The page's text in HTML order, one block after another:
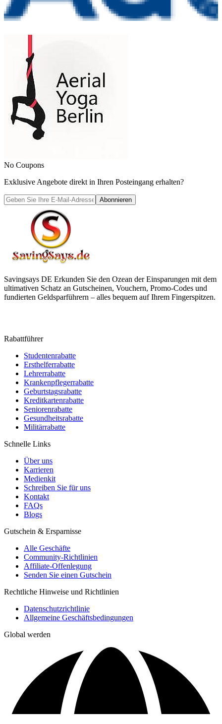
No Coupons
Exklusive Angebote direkt in Ihren Posteingang erhalten?
Abonnieren
Savingsays DE Erkunden Sie den Ozean der Einsparungen mit dem
ultimativen Schatz an Gutscheinen, Vouchern, Promo-Codes und
fundierten Geldsparführern – alles bequem auf Ihrem Fingerspitzen.
Rabattführer
Studentenrabatte
Ersthelferrabatte
Lehrerrabatte
Krankenpflegerrabatte
Geburtstagsrabatte
Kreditkartenrabatte
Seniorenrabatte
Gesundheitsrabatte
Militärrabatte
Schnelle Links
Über uns
Karrieren
Medienkit
Schreiben Sie für uns
Kontakt
FAQs
Blogs
Gutschein & Ersparnisse
Alle Geschäfte
Community-Richtlinien
Affiliate-Offenlegung
Senden Sie einen Gutschein
Rechtliche Hinweise und Richtlinien
Datenschutzrichtlinie
Allgemeine Geschäftsbedingungen
Global werden